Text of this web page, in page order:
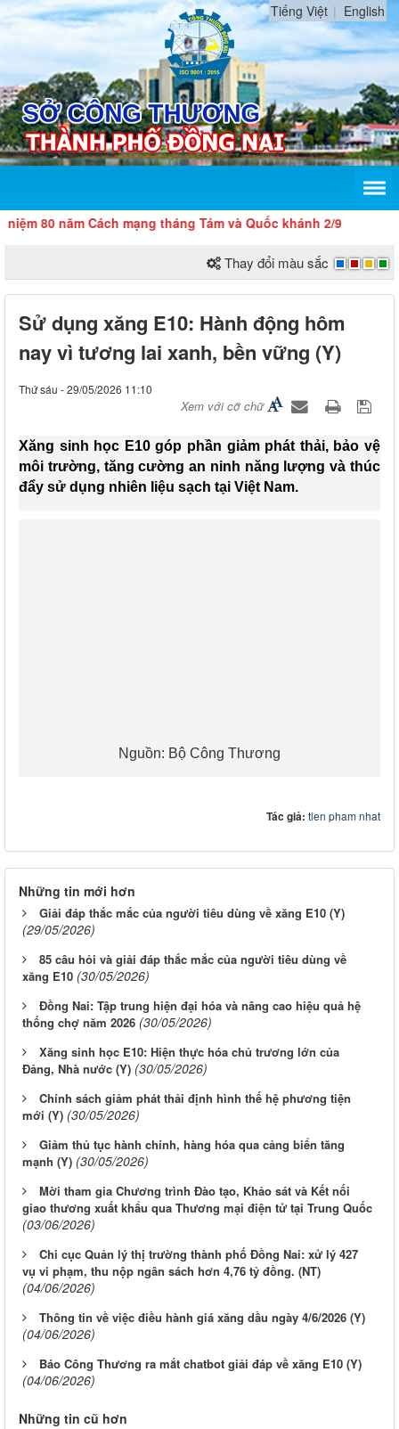
Tiếng Việt English
năm Cách mạng tháng Tám và Quốc khánh 2/9
Thay đổi màu sắc
Sử dụng xăng E10: Hành động hôm
nay vì tương lai xanh, bền vững (Y)
Thứ sáu - 29/05/2026 11:10
Xem với cỡ chữ
Xăng sinh học E10 góp phần giảm phát thải, bảo vệ
môi trường, tăng cường an ninh năng lượng và thúc
đẩy sử dụng nhiên liệu sạch tại Việt Nam.
Nguồn: Bộ Công Thương
Tác giả: tien pham nhat
Những tin mới hơn
Giải đáp thắc mắc của người tiêu dùng về xăng E10 (Y)
(29/05/2026)
85 câu hỏi và giải đáp thắc mắc của người tiêu dùng về
xăng E10 (30/05/2026)
Đồng Nai: Tập trung hiện đại hóa và nâng cao hiệu quả hệ
thống chợ năm 2026 (30/05/2026)
Xăng sinh học E10: Hiện thực hóa chủ trương lớn của
Đảng, Nhà nước (Y) (30/05/2026)
Chính sách giảm phát thải định hình thế hệ phương tiện
mới (Y) (30/05/2026)
Giảm thủ tục hành chính, hàng hóa qua cảng biển tăng
mạnh (Y) (30/05/2026)
Mời tham gia Chương trình Đào tạo, Khảo sát và Kết nối
giao thương xuất khẩu qua Thương mại điện tử tại Trung Quốc
(03/06/2026)
Chi cục Quản lý thị trường thành phố Đồng Nai: xử lý 427
vụ vi phạm, thu nộp ngân sách hơn 4,76 tỷ đồng. (NT)
(04/06/2026)
Thông tin về việc điều hành giá xăng dầu ngày 4/6/2026 (Y)
(04/06/2026)
Báo Công Thương ra mắt chatbot giải đáp về xăng E10 (Y)
(04/06/2026)
Những tin cũ hơn